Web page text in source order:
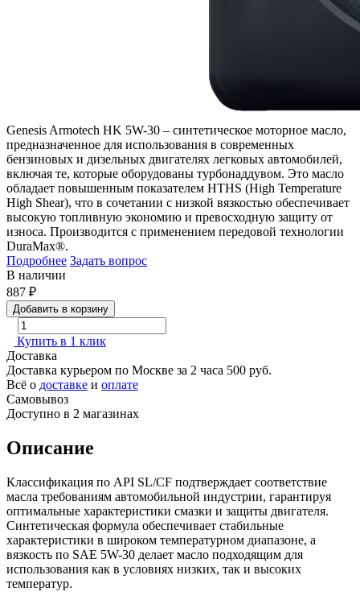
Genesis Armotech HK 5W-30 – синтетическое моторное масло,
предназначенное для использования в современных
бензиновых и дизельных двигателях легковых автомобилей,
включая те, которые оборудованы турбонаддувом. Это масло
обладает повышенным показателем HTHS (High Temperature
High Shear), что в сочетании с низкой вязкостью обеспечивает
высокую топливную экономию и превосходную защиту от
износа. Производится с применением передовой технологии
DuraMax®.
Подробнее Задать вопрос
В наличии
887 ₽
Добавить в корзину
Купить в 1 клик
Доставка
Доставка курьером по Москве за 2 часа 500 руб.
Всё о доставке и оплате
Самовывоз
Доступно в 2 магазинах
Описание
Классификация по API SL/CF подтверждает соответствие
масла требованиям автомобильной индустрии, гарантируя
оптимальные характеристики смазки и защиты двигателя.
Синтетическая формула обеспечивает стабильные
характеристики в широком температурном диапазоне, а
вязкость по SAE 5W-30 делает масло подходящим для
использования как в условиях низких, так и высоких
температур.